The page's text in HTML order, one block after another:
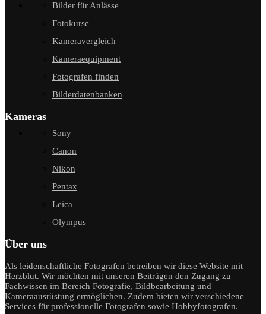
Bilder für Anlässe
Fotokurse
Kameravergleich
Kameraequipment
Fotografen finden
Bilderdatenbanken
Kameras
Sony
Canon
Nikon
Pentax
Leica
Olympus
Über uns
Als leidenschaftliche Fotografen betreiben wir diese Website mit
Herzblut. Wir möchten mit unseren Beiträgen den Zugang zu
Fachwissen im Bereich Fotografie, Bildbearbeitung und
Kameraausrüstung ermöglichen. Zudem bieten wir verschiedene
Services für professionelle Fotografen sowie Hobbyfotografen.